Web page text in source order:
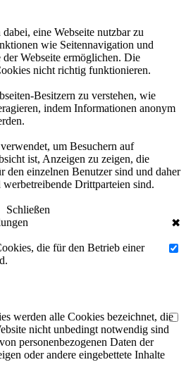
eine Webseite nutzbar zu
wie Seitennavigation und
Webseite ermöglichen. Die
nicht richtig funktionieren.
Besitzern zu verstehen, wie
indem Informationen anonym
um Besuchern auf
ist, Anzeigen zu zeigen, die
den einzelnen Benutzer sind und daher
Drittparteien sind.
Schließen
✖
die für den Betrieb einer
werden alle Cookies bezeichnet, die
nicht unbedingt notwendig sind
personenbezogenen Daten der
oder andere eingebettete Inhalte